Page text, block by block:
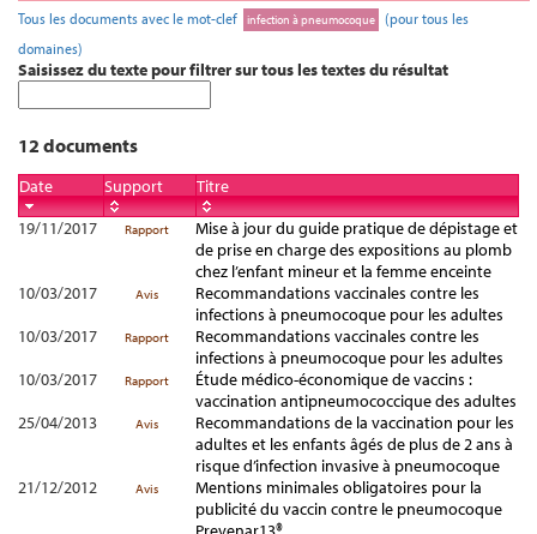
Tous les documents avec le mot-clef infection à pneumocoque (pour tous les
domaines)
Saisissez du texte pour filtrer sur tous les textes du résultat
12 documents
Date Support
Titre
19/11/2017
Rapport
Mise à jour du guide pratique de dépistage et
de prise en charge des expositions au plomb
chez l’enfant mineur et la femme enceinte
10/03/2017
Avis
Recommandations vaccinales contre les
infections à pneumocoque pour les adultes
10/03/2017
Rapport
Recommandations vaccinales contre les
infections à pneumocoque pour les adultes
10/03/2017
Rapport
Étude médico-économique de vaccins :
vaccination antipneumococcique des adultes
25/04/2013
Avis
Recommandations de la vaccination pour les
adultes et les enfants âgés de plus de 2 ans à
risque d’infection invasive à pneumocoque
21/12/2012
Avis
Mentions minimales obligatoires pour la
publicité du vaccin contre le pneumocoque